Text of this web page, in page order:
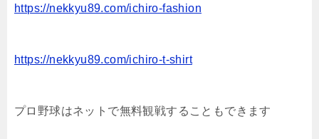
https://nekkyu89.com/ichiro-fashion
https://nekkyu89.com/ichiro-t-shirt
プロ野球はネットで無料観戦することもできます